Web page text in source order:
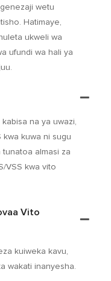
wetu
Hatimaye,
ukweli wa
ufundi wa hali ya
na ya uwazi,
kwa kuwa ni sugu
tunatoa almasi za
VSS kwa vito
Vito
kuiweka kavu,
wakati inanyesha.